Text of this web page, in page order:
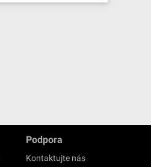
Podpora
Kontaktujte nás